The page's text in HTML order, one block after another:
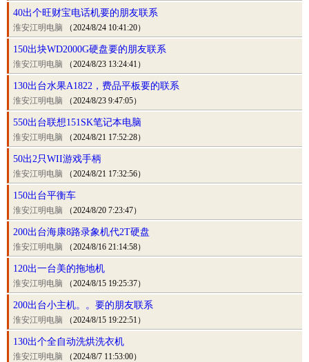
40出个旺财宝电话机要的朋友联系
淮安江明电脑 （2024/8/24 10:41:20）
150出块WD2000G硬盘要的朋友联系
淮安江明电脑 （2024/8/23 13:24:41）
130出台水果A1822，费品平板要的联系
淮安江明电脑 （2024/8/23 9:47:05）
550出台联想151SK笔记本电脑
淮安江明电脑 （2024/8/21 17:52:28）
50出2只WII游戏手柄
淮安江明电脑 （2024/8/21 17:32:56）
150出台平衡车
淮安江明电脑 （2024/8/20 7:23:47）
200出台海康8路录象机代2T硬盘
淮安江明电脑 （2024/8/16 21:14:58）
120出一台美的拖地机
淮安江明电脑 （2024/8/15 19:25:37）
200出台小主机。。要的朋友联系
淮安江明电脑 （2024/8/15 19:22:51）
130出个全自动洗烘洗衣机
淮安江明电脑 （2024/8/7 11:53:00）